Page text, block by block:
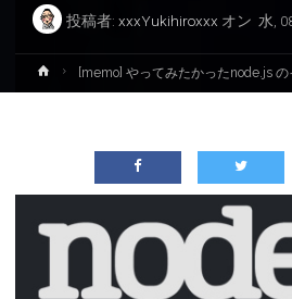
投稿者: xxxYukihiroxxx オン 水,
ホ
ー
[memo] やってみたかったnode.js